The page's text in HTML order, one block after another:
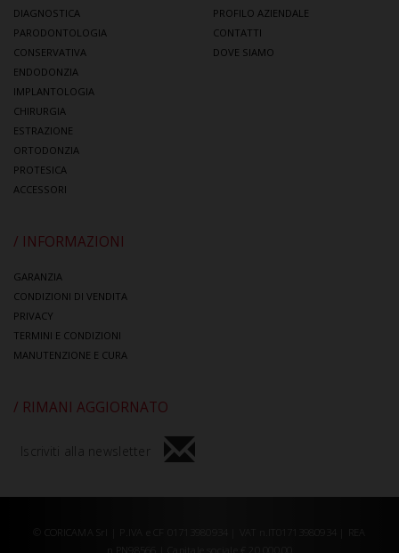
DIAGNOSTICA
PARODONTOLOGIA
CONSERVATIVA
ENDODONZIA
IMPLANTOLOGIA
CHIRURGIA
ESTRAZIONE
ORTODONZIA
PROTESICA
ACCESSORI
PROFILO AZIENDALE
CONTATTI
DOVE SIAMO
/ INFORMAZIONI
GARANZIA
CONDIZIONI DI VENDITA
PRIVACY
TERMINI E CONDIZIONI
MANUTENZIONE E CURA
/ RIMANI AGGIORNATO
Iscriviti alla newsletter
© CORICAMA Srl | P.IVA e CF 01713980934 | VAT n.IT01713980934 | REA